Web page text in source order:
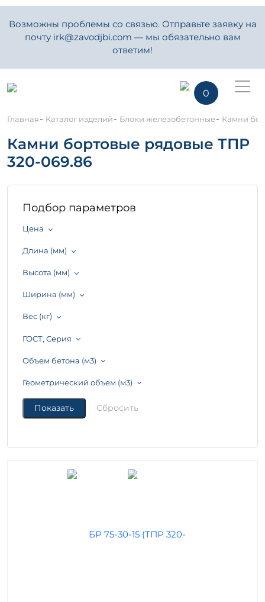
Возможны проблемы со связью. Отправьте заявку на
почту irk@zavodjbi.com — мы обязательно вам
ответим!
0
Главная- Каталог изделий- Блоки железобетонные- Камни
Камни бортовые рядовые ТПР
320-069.86
Подбор параметров
Цена
Длина (мм)
Высота (мм)
Ширина (мм)
Вес (кг)
ГОСТ, Серия
Объем бетона (м3)
Геометрический объем (м3)